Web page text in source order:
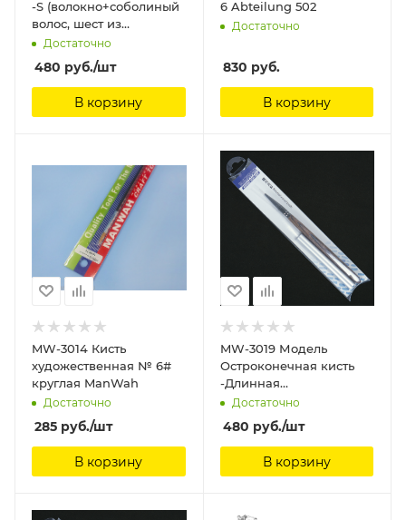
-S (волокно+соболиный
волос, шест из
сандалового дерева)
ManWah
Достаточно
480 руб./шт
В корзину
6 Abteilung 502
Достаточно
830 руб.
В корзину
MW-3014 Кисть
художественная № 6#
круглая ManWah
Достаточно
285 руб./шт
В корзину
MW-3019 Модель
Остроконечная кисть
-Длинная
(волокно+соболиный
волос, шест из
сандалового дерева)
ManWah
Достаточно
480 руб./шт
В корзину